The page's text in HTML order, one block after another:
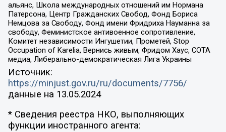
альянс, Школа международных отношений им Нормана
Патерсона, Центр Гражданских Свобод, Фонд Бориса
Немцова за Свободу, Фонд имени Фридриха Науманна за
свободу, Феминистское антивоенное сопротивление,
Комитет независимости Ингушетии, Прометей, Stop
Occupation of Karelia, Вернись живым, Фридом Хаус, СОТА
медиа, Либерально-демократическая Лига Украины
Источник:
https://minjust.gov.ru/ru/documents/7756/
данные на 13.05.2024
* Сведения реестра НКО, выполняющих
функции иностранного агента: